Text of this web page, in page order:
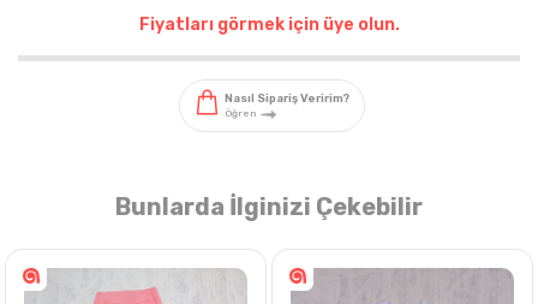
Fiyatları görmek için üye olun.
Bunlarda İlginizi Çekebilir